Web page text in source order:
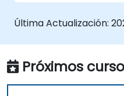
Minikube.
Configurar
para Kubernetes.
Utilizar Minikube
y depurar
Última Actualización:
Próximos